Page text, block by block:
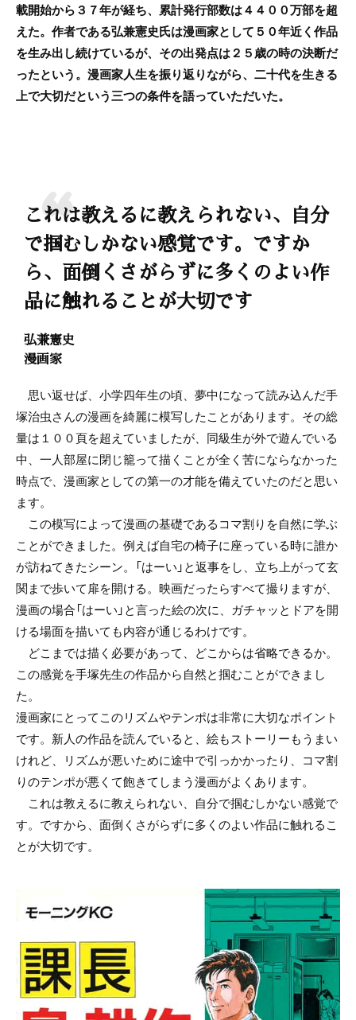
載開始から３７年が経ち、累計発行部数は４４００万部を超
えた。作者である弘兼憲史氏は漫画家として５０年近く作品
を生み出し続けているが、その出発点は２５歳の時の決断だ
ったという。漫画家人生を振り返りながら、二十代を生きる
上で大切だという三つの条件を語っていただいた。
これは教えるに教えられない、自分
で掴むしかない感覚です。ですか
ら、面倒くさがらずに多くのよい作
品に触れることが大切です
弘兼憲史
漫画家
思い返せば、小学四年生の頃、夢中になって読み込んだ手
塚治虫さんの漫画を綺麗に模写したことがあります。その総
量は１００頁を超えていましたが、同級生が外で遊んでいる
中、一人部屋に閉じ籠って描くことが全く苦にならなかった
時点で、漫画家としての第一の才能を備えていたのだと思い
ます。
この模写によって漫画の基礎であるコマ割りを自然に学ぶ
ことができました。例えば自宅の椅子に座っている時に誰か
が訪ねてきたシーン。「はーい」と返事をし、立ち上がって玄
関まで歩いて扉を開ける。映画だったらすべて撮りますが、
漫画の場合「はーい」と言った絵の次に、ガチャッとドアを開
ける場面を描いても内容が通じるわけです。
どこまでは描く必要があって、どこからは省略できるか。
この感覚を手塚先生の作品から自然と掴むことができまし
た。
漫画家にとってこのリズムやテンポは非常に大切なポイント
です。新人の作品を読んでいると、絵もストーリーもうまい
けれど、リズムが悪いために途中で引っかかったり、コマ割
りのテンポが悪くて飽きてしまう漫画がよくあります。
これは教えるに教えられない、自分で掴むしかない感覚で
す。ですから、面倒くさがらずに多くのよい作品に触れるこ
とが大切です。